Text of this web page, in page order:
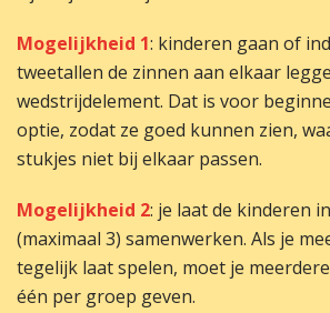
Mogelijkheid 1: kinderen gaan of
tweetallen de zinnen aan elkaar
wedstrijdelement. Dat is voor
optie, zodat ze goed kunnen zien,
stukjes niet bij elkaar passen.
Mogelijkheid 2: je laat de kinderen
(maximaal 3) samenwerken. Als je
tegelijk laat spelen, moet je
één per groep geven.